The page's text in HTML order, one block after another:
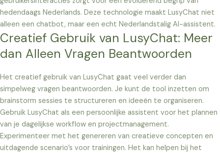
hedendaags Nederlands. Deze technologie maakt LusyChat niet
alleen een chatbot, maar een echt Nederlandstalig AI-assistent.
Creatief Gebruik van LusyChat: Meer
dan Alleen Vragen Beantwoorden
Het creatief gebruik van LusyChat gaat veel verder dan
simpelweg vragen beantwoorden. Je kunt de tool inzetten om
brainstorm sessies te structureren en ideeën te organiseren.
Gebruik LusyChat als een persoonlijke assistent voor het plannen
van je dagelijkse workflow en projectmanagement.
Experimenteer met het genereren van creatieve concepten en
uitdagende scenario’s voor trainingen. Het kan helpen bij het